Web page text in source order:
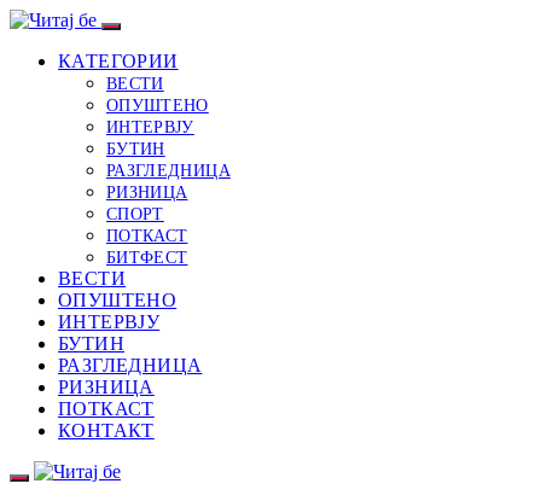
КАТЕГОРИИ
ВЕСТИ
ОПУШТЕНО
ИНТЕРВЈУ
БУТИН
РАЗГЛЕДНИЦА
РИЗНИЦА
СПОРТ
ПОТКАСТ
БИТФЕСТ
ВЕСТИ
ОПУШТЕНО
ИНТЕРВЈУ
БУТИН
РАЗГЛЕДНИЦА
РИЗНИЦА
ПОТКАСТ
КОНТАКТ